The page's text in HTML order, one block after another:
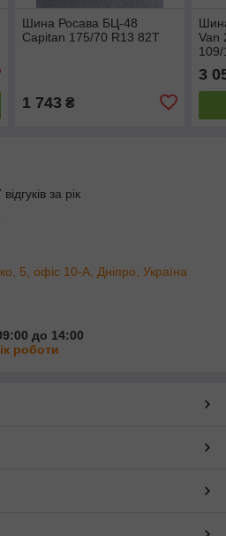
Шина Росава БЦ-48
Capitan 175/70 R13 82T
1 743 ₴
Van
3
за рік
5, офіс 10-А, Дніпро, Україна
до 14:00
роботи